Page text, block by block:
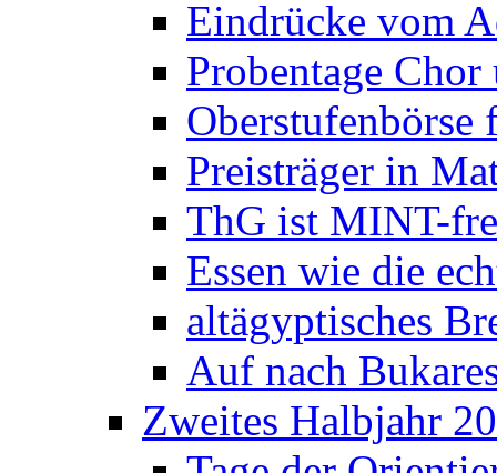
Eindrücke vom
Probentage
Preisträger in
ThG ist MINT-
Essen wie die
altägyptisches
Auf nach
Zweites Halbjahr